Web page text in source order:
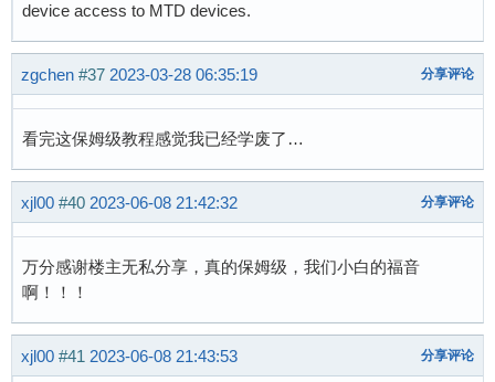
device access to MTD devices.
zgchen #37 2023-03-28 06:35:19 分享评论
看完这保姆级教程感觉我已经学废了…
xjl00 #40 2023-06-08 21:42:32 分享评论
万分感谢楼主无私分享，真的保姆级，我们小白的福音
啊！！！
xjl00 #41 2023-06-08 21:43:53 分享评论